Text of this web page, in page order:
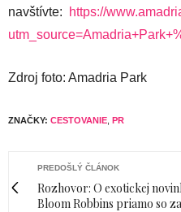
navštívte:
https://
Zdroj foto: Amadria Park
ZNAČKY: CESTOVANIE PR
PREDOŠLÝ ČLÁNOK
Rozhovor: O exotickej
Bloom Robbins priamo so